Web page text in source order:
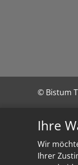
Ihre
Wir
Ihrer
© Bistum